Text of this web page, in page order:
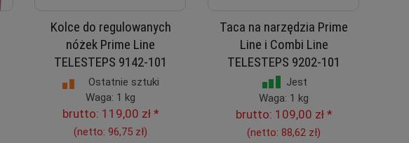
Kolce do regulowanych
nóżek Prime Line
TELESTEPS 9142-101
Ostatnie sztuki
Waga: 1 kg
brutto: 119,00 zł*
(netto:96,75 zł)
Taca na narzędzia Prime
Line i Combi Line
TELESTEPS 9202-101
Jest
Waga: 1 kg
brutto: 109,00 zł*
(netto:88,62 zł)